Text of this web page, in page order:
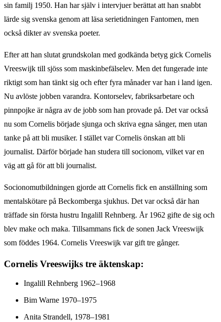
sin familj 1950. Han har själv i intervjuer berättat att han snabbt
lärde sig svenska genom att läsa serietidningen Fantomen, men
också dikter av svenska poeter.
Efter att han slutat grundskolan med godkända betyg gick Cornelis
Vreeswijk till sjöss som maskinbefälselev. Men det fungerade inte
riktigt som han tänkt sig och efter fyra månader var han i land igen.
Nu avlöste jobben varandra. Kontorselev, fabriksarbetare och
pinnpojke är några av de jobb som han provade på. Det var också
nu som Cornelis började sjunga och skriva egna sånger, men utan
tanke på att bli musiker. I stället var Cornelis önskan att bli
journalist. Därför började han studera till socionom, vilket var en
väg att gå för att bli journalist.
Socionomutbildningen gjorde att Cornelis fick en anställning som
mentalskötare på Beckomberga sjukhus. Det var också där han
träffade sin första hustru Ingalill Rehnberg. År 1962 gifte de sig och
blev make och maka. Tillsammans fick de sonen Jack Vreeswijk
som föddes 1964. Cornelis Vreeswijk var gift tre gånger.
Cornelis Vreeswijks tre äktenskap:
Ingalill Rehnberg 1962–1968
Bim Warne 1970–1975
Anita Strandell, 1978–1981